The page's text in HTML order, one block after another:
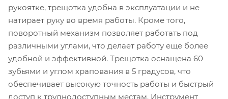
рукоятке, трещотка удобна в эксплуатации и не
натирает руку во время работы. Кроме того,
поворотный механизм позволяет работать под
различными углами, что делает работу еще более
удобной и эффективной. Трещотка оснащена 60
зубьями и углом храпования в 5 градусов, что
обеспечивает высокую точность работы и быстрый
доступ к труднодоступным местам. Инструмент